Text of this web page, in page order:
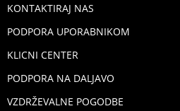
KONTAKTIRAJ NAS
PODPORA UPORABNIKOM
KLICNI CENTER
PODPORA NA DALJAVO
VZDRŽEVALNE POGODBE